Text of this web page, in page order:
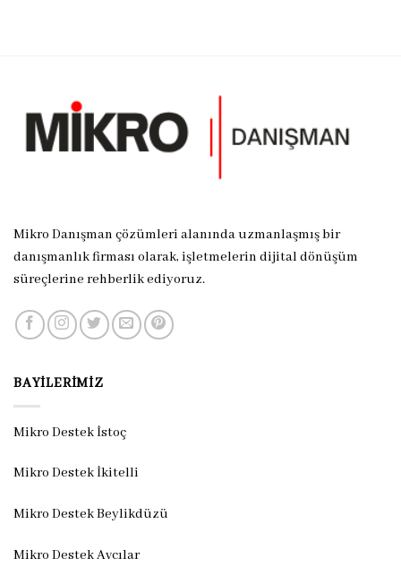
Mikro Danışman çözümleri alanında uzmanlaşmış bir
danışmanlık firması olarak, işletmelerin dijital dönüşüm
süreçlerine rehberlik ediyoruz.
BAYILERIMIZ
Mikro Destek İstoç
Mikro Destek İkitelli
Mikro Destek Beylikdüzü
Mikro Destek Avcılar